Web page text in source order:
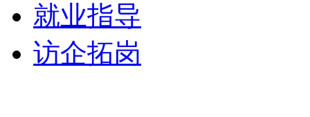
就业指导
访企拓岗